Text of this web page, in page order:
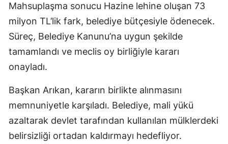
Mahsuplaşma sonucu Hazine lehine oluşan 73
milyon TL’lik fark, belediye bütçesiyle ödenecek.
Süreç, Belediye Kanunu’na uygun şekilde
tamamlandı ve meclis oy birliğiyle kararı
onayladı.
Başkan Arıkan, kararın birlikte alınmasını
memnuniyetle karşıladı. Belediye, mali yükü
azaltarak devlet tarafından kullanılan mülklerdeki
belirsizliği ortadan kaldırmayı hedefliyor.